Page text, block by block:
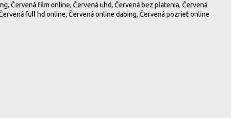
Červená film online, Červená uhd, Červená bez platenia, Červená
full hd online, Červená online dabing, Červená pozrieť online